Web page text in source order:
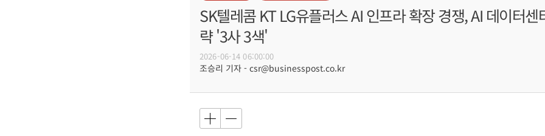
SK텔레콤 KT LG유플러스 AI 인프라 확장 경쟁, AI 데이터센
략 '3사 3색'
2026-06-14 06:00:00
조승리 기자 - csr@businesspost.co.kr